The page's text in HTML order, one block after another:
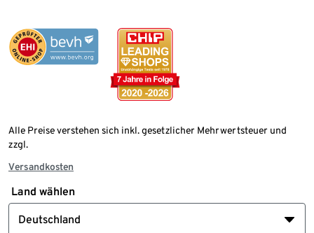
Alle Preise verstehen sich inkl. gesetzlicher Mehrwertsteuer und
zzgl.
Versandkosten
Land wählen
Deutschland